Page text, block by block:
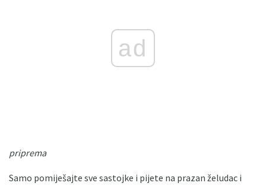
ad
priprema
Samo pomiješajte sve sastojke i pijete na prazan želudac i